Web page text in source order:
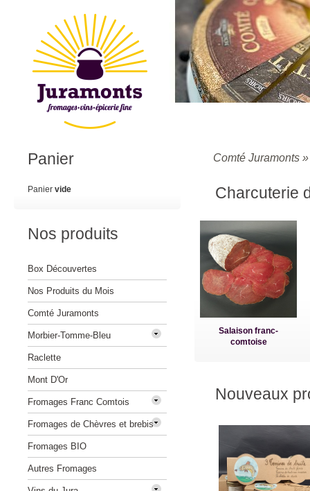
Comté Juramonts
Charcuterie
Salaison franc-
comtoise
Nouveaux
Panier
Panier vide
Nos produits
Box Découvertes
Nos Produits du Mois
Comté Juramonts
Morbier-Tomme-Bleu
Raclette
Mont D'Or
Fromages Franc Comtois
Fromages de Chèvres et brebis
Fromages BIO
Autres Fromages